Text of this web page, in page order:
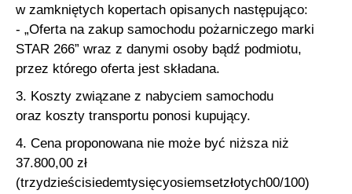
w zamkniętych kopertach opisanych następująco:
- „Oferta na zakup samochodu pożarniczego marki
STAR 266” wraz z danymi osoby bądź podmiotu,
przez którego oferta jest składana.
3. Koszty związane z nabyciem samochodu
oraz koszty transportu ponosi kupujący.
4. Cena proponowana nie może być niższa niż
37.800,00 zł
(trzydzieścisiedemtysięcyosiemsetzłotych00/100)